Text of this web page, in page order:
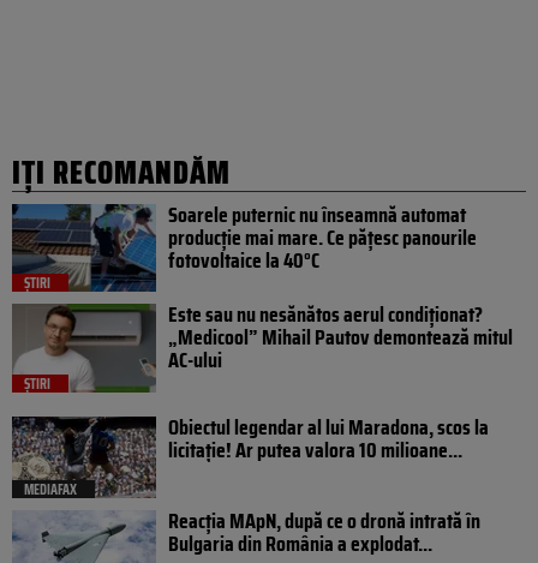
IȚI RECOMANDĂM
ȘTIRI
Soarele puternic nu înseamnă automat
producție mai mare. Ce pățesc panourile
fotovoltaice la 40°C
ȘTIRI
Este sau nu nesănătos aerul condiționat?
„Medicool” Mihail Pautov demontează mitul
AC-ului
MEDIAFAX
Obiectul legendar al lui Maradona, scos la
licitație! Ar putea valora 10 milioane...
Reacția MApN, după ce o dronă intrată în
Bulgaria din România a explodat...